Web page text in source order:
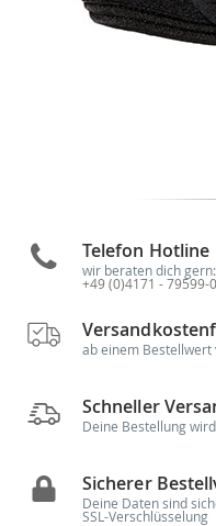
Telefon Hotline
wir beraten dich gern:
+49 (0)4171 - 79599-0
ab einem Bestellwert
Schneller
Deine Bestellung
Sicherer
Deine Daten sind
SSL-Verschlüsselung